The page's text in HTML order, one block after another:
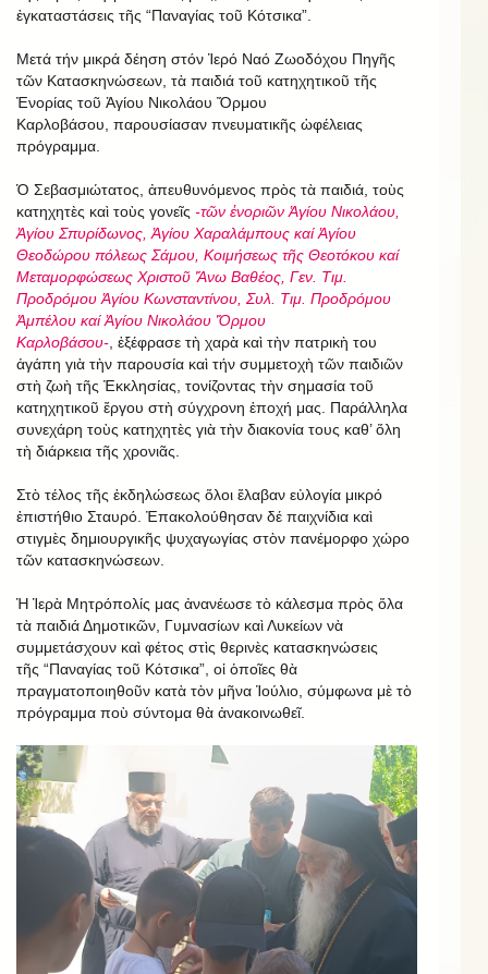
ἐγκαταστάσεις τῆς “Παναγίας τοῦ Κότσικα”.
Μετά τήν μικρά δέηση στόν Ἱερό Ναό Ζωοδόχου Πηγῆς
τῶν Κατασκηνώσεων, τὰ παιδιά τοῦ κατηχητικοῦ τῆς
Ἐνορίας τοῦ Ἁγίου Νικολάου Ὄρμου
Καρλοβάσου, παρουσίασαν πνευματικῆς ὡφέλειας
πρόγραμμα.
Ὁ Σεβασμιώτατος, ἀπευθυνόμενος πρὸς τὰ παιδιά, τοὺς
κατηχητὲς καὶ τοὺς γονεῖς -τῶν ἐνοριῶν Ἁγίου Νικολάου,
Ἁγίου Σπυρίδωνος, Ἁγίου Χαραλάμπους καί Ἁγίου
Θεοδώρου πόλεως Σάμου, Κοιμήσεως τῆς Θεοτόκου καί
Μεταμορφώσεως Χριστοῦ Ἄνω Βαθέος, Γεν. Τιμ.
Προδρόμου Ἁγίου Κωνσταντίνου, Συλ. Τιμ. Προδρόμου
Ἀμπέλου καί Ἁγίου Νικολάου Ὄρμου
Καρλοβάσου- , ἐξέφρασε τὴ χαρὰ καὶ τὴν πατρικὴ του
ἀγάπη γιὰ τὴν παρουσία καὶ τήν συμμετοχὴ τῶν παιδιῶν
στὴ ζωὴ τῆς Ἐκκλησίας, τονίζοντας τὴν σημασία τοῦ
κατηχητικοῦ ἔργου στὴ σύγχρονη ἐποχή μας. Παράλληλα
συνεχάρη τοὺς κατηχητὲς γιὰ τὴν διακονία τους καθ’ ὅλη
τὴ διάρκεια τῆς χρονιᾶς.
Στὸ τέλος τῆς ἐκδηλώσεως ὅλοι ἔλαβαν εὐλογία μικρό
ἐπιστήθιο Σταυρό. Ἐπακολούθησαν δέ παιχνίδια καὶ
στιγμὲς δημιουργικῆς ψυχαγωγίας στὸν πανέμορφο χώρο
τῶν κατασκηνώσεων.
Ἡ Ἱερὰ Μητρόπολίς μας ἀνανέωσε τὸ κάλεσμα πρὸς ὅλα
τὰ παιδιά Δημοτικῶν, Γυμνασίων καὶ Λυκείων νὰ
συμμετάσχουν καὶ φέτος στὶς θερινὲς κατασκηνώσεις
τῆς “Παναγίας τοῦ Κότσικα”, οἱ ὁποῖες θὰ
πραγματοποιηθοῦν κατὰ τὸν μῆνα Ἰούλιο, σύμφωνα μὲ τὸ
πρόγραμμα ποὺ σύντομα θὰ ἀνακοινωθεῖ.